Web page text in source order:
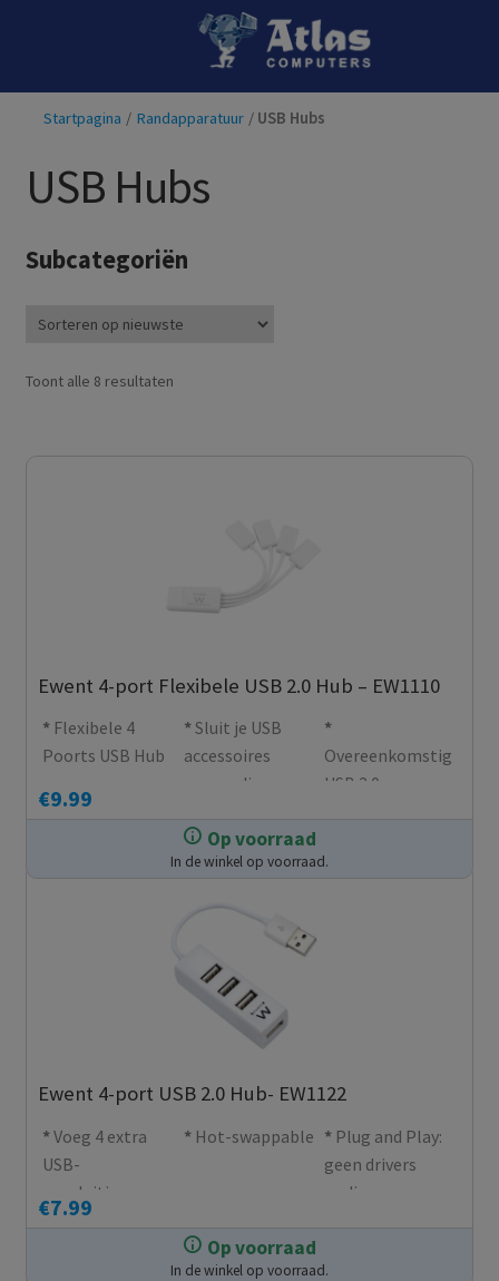
Ga
naar
Ga
de
Startpagina / Randapparatuur / USB Hubs
USB Hubs
Subcategoriën
Toont alle 8 resultatenGesorteerd
Op voorraad
In de winkel op voorraad.
Ewent 4-port Flexibele USB 2.0 Hub – EW1110
€9.99
Flexibele 4
Poorts USB Hub
Sluit je USB
accessoires
eenvoudig aan,
onderweg
Overeenkomstig
USB 2.0
Op voorraad
In de winkel op voorraad.
Ewent 4-port USB 2.0 Hub- EW1122
€7.99
Voeg 4 extra
USB-
aansluitingen
toe aan je pc of
Hot-swappable
Plug and Play:
geen drivers
nodig